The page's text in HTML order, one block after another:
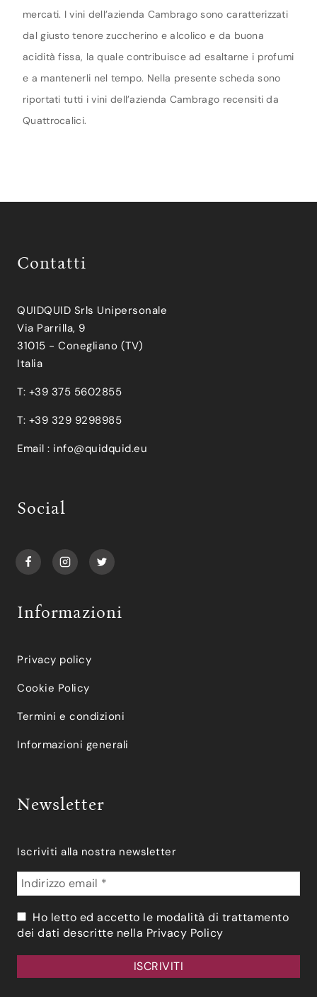
mercati. I vini dell’azienda Cambrago sono caratterizzati
dal giusto tenore zuccherino e alcolico e da buona
acidità fissa, la quale contribuisce ad esaltarne i profumi
e a mantenerli nel tempo. Nella presente scheda sono
riportati tutti i vini dell’azienda Cambrago recensiti da
Quattrocalici.
Contatti
QUIDQUID Srls Unipersonale
Via Parrilla, 9
31015 - Conegliano (TV)
Italia
T: +39 375 5602855
T: +39 329 9298985
Email : info@quidquid.eu
Social
Informazioni
Privacy policy
Cookie Policy
Termini e condizioni
Informazioni generali
Newsletter
Iscriviti alla nostra newsletter
Ho letto ed accetto le modalità di trattamento
dei dati descritte nella Privacy Policy